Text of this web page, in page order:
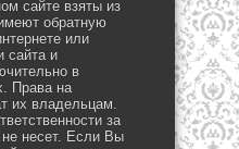
сайте взяты из
обратную
или
сайта и
в
Права на
их владельцам.
за
несет. Если Вы